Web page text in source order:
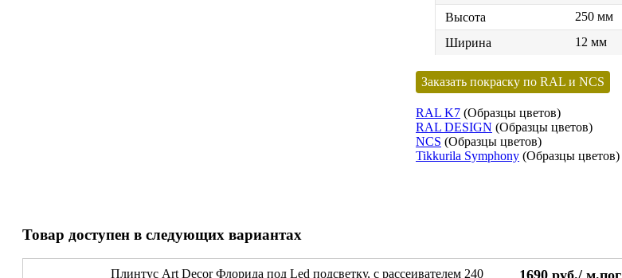
Высота
250 мм
Ширина
12 мм
Заказать покраску по RAL и NCS
RAL K7 (Образцы цветов)
RAL DESIGN (Образцы цветов)
NCS (Образцы цветов)
Tikkurila Symphony (Образцы цветов)
Товар доступен в следующих вариантах
Плинтус Art Decor Флорида под Led подсветку, с рассеивателем 240